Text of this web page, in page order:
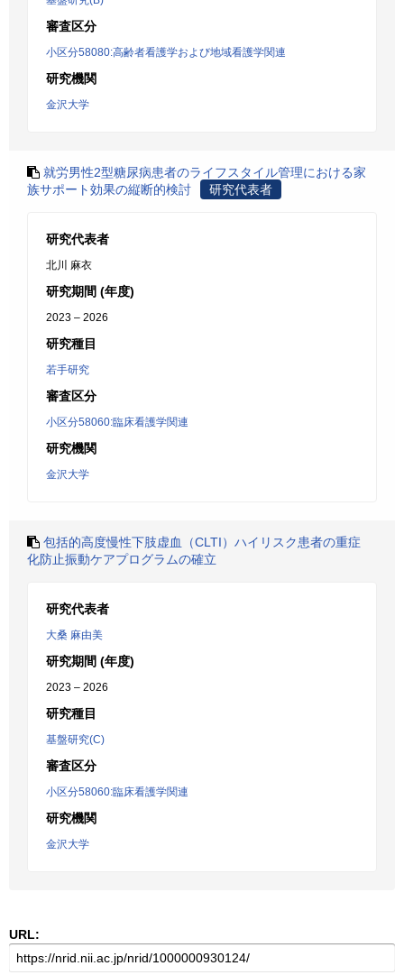
審査区分
小区分58080:高齢者看護学および地域看護学関連
研究機関
金沢大学
就労男性2型糖尿病患者のライフスタイル管理における家
族サポート効果の縦断的検討
研究代表者
研究代表者
北川 麻衣
研究期間 (年度)
2023 – 2026
研究種目
若手研究
審査区分
小区分58060:臨床看護学関連
研究機関
金沢大学
包括的高度慢性下肢虚血（CLTI）ハイリスク患者の重症
化防止振動ケアプログラムの確立
研究代表者
大桑 麻由美
研究期間 (年度)
2023 – 2026
研究種目
基盤研究(C)
審査区分
小区分58060:臨床看護学関連
研究機関
金沢大学
URL: